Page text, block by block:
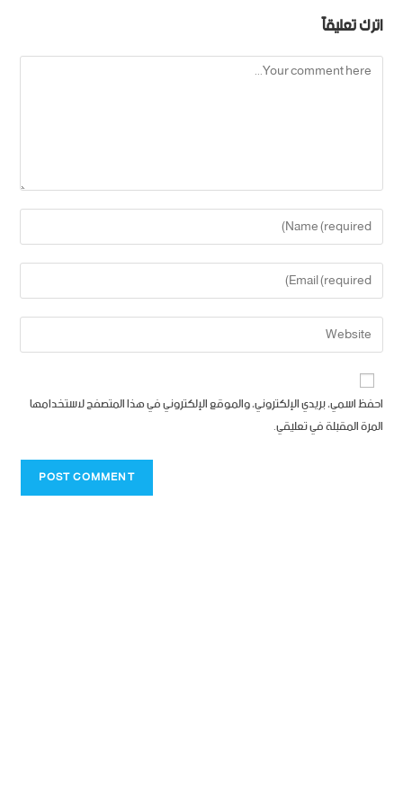
اترك تعليقاً
احفظ اسمي، بريدي الإلكتروني، والموقع الإلكتروني في هذا المتصفح لاستخدامها
المرة المقبلة في تعليقي.